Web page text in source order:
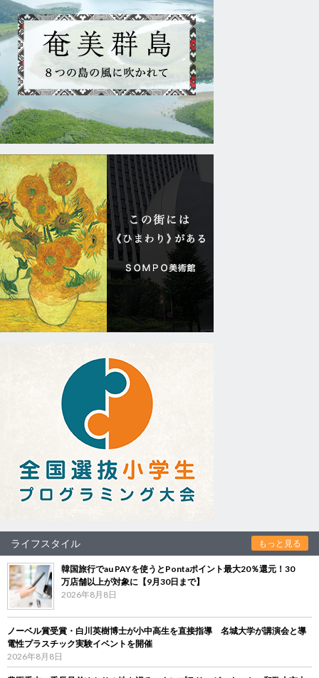
ライフスタイル もっと見る
韓国旅行でau PAYを使うとPontaポイント最大20％還元！30
万店舗以上が対象に【9月30日まで】
2026年8月8日
ノーベル賞受賞・白川英樹博士が小中高生を直接指導 名城大学が講演会と導
電性プラスチック実験イベントを開催
2026年8月8日